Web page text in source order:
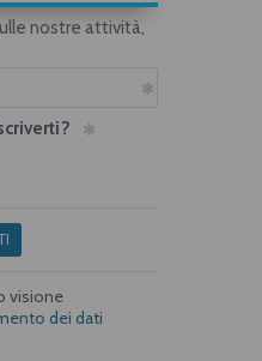
nostre attività,
visione
dei dati